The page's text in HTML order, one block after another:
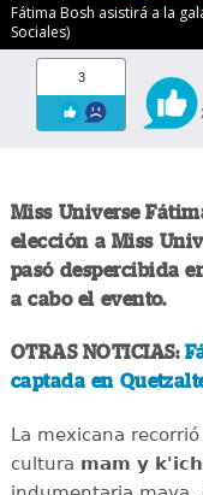
Fátima Bosh asistirá a la
Sociales)
3
Miss Universe
elección a Miss
pasó despercibida
a cabo el evento.
OTRAS NOTICIAS:
captada en
La mexicana
cultura mam y